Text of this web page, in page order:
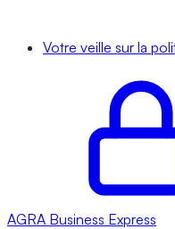
Votre veille sur la
AGRA Business Express